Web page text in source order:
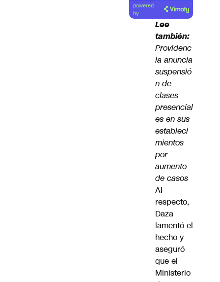
artículo
powered
by
Lee
también:
Providenc
ia anuncia
suspensió
n de
clases
presencial
es en sus
estableci
mientos
por
aumento
de casos
Al
respecto,
Daza
lamentó el
hecho y
aseguró
que el
Ministerio